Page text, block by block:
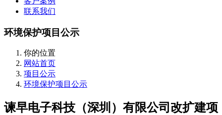
联系我们
环境保护项目公示
你的位置
网站首页
项目公示
环境保护项目公示
谏早电子科技（深圳）有限公司改扩建项